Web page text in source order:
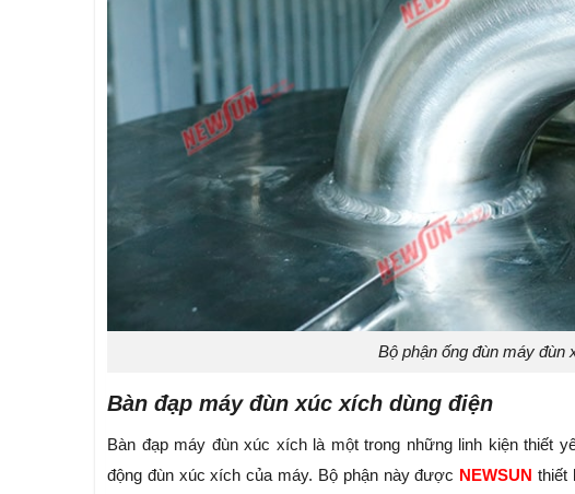
Bộ phận ống đùn máy đùn
Bàn đạp máy đùn xúc xích dùng điện
Bàn đạp máy đùn xúc xích là một trong những linh kiện thiết
động đùn xúc xích của máy. Bộ phận này được NEWSUN thiết